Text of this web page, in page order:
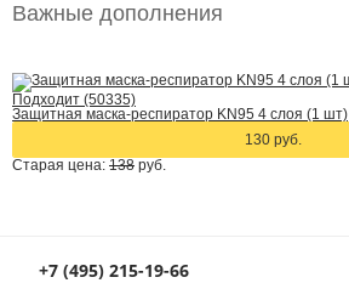
Важные дополнения
Подходит (50335)
Защитная маска-респиратор KN95 4 слоя (1 шт)
130 руб.
Старая цена: 138 руб.
+7 (495) 215-19-66